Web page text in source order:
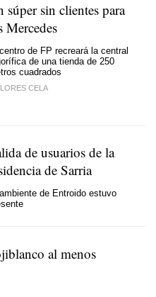
súper sin clientes para
Mercedes
de FP recreará la central
de una tienda de 250
cuadrados
CELA
de usuarios de la
de Sarria
de Entroido estuvo
al menos